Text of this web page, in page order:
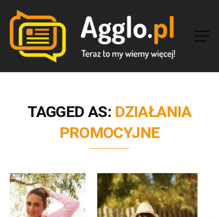
TAGGED AS: DZIAŁANIA
PROMOCYJNE